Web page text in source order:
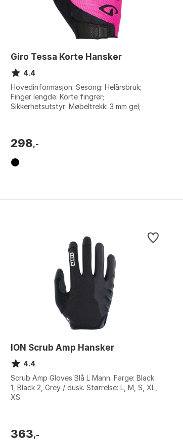
Giro Tessa Korte Hansker
4.4
Hovedinformasjon: Sesong: Helårsbruk;
Finger lengde: Korte fingrer;
Sikkerhetsutstyr: Møbeltrekk: 3 mm gel;
298,-
ION Scrub Amp Hansker
4.4
Scrub Amp Gloves Blå L Mann. Farge: Black
1, Black 2, Grey / dusk. Størrelse: L, M, S, XL,
XS.
363,-